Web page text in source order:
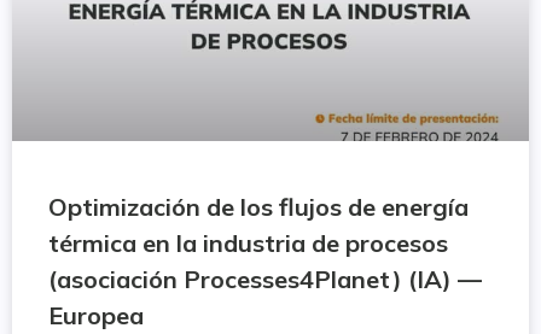
Optimización de los flujos de energía
térmica en la industria de procesos
(asociación Processes4Planet) (IA) —
Europea